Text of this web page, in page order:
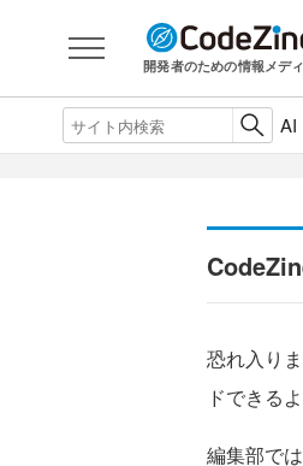
開発者のための情報メデ
AI
恐れ入り
ドできる
編集部で